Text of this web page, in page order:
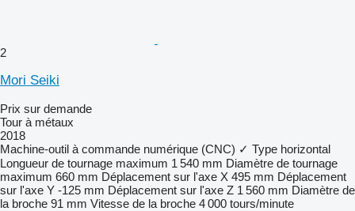
2
Mori Seiki
Prix sur demande
Tour à métaux
2018
Machine-outil à commande numérique (CNC) ✓ Type horizontal
Longueur de tournage maximum 1 540 mm Diamètre de tournage
maximum 660 mm Déplacement sur l'axe X 495 mm Déplacement
sur l'axe Y -125 mm Déplacement sur l'axe Z 1 560 mm Diamètre de
la broche 91 mm Vitesse de la broche 4 000 tours/minute